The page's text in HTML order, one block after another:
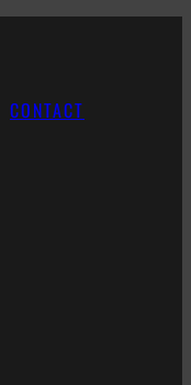
CONTACT